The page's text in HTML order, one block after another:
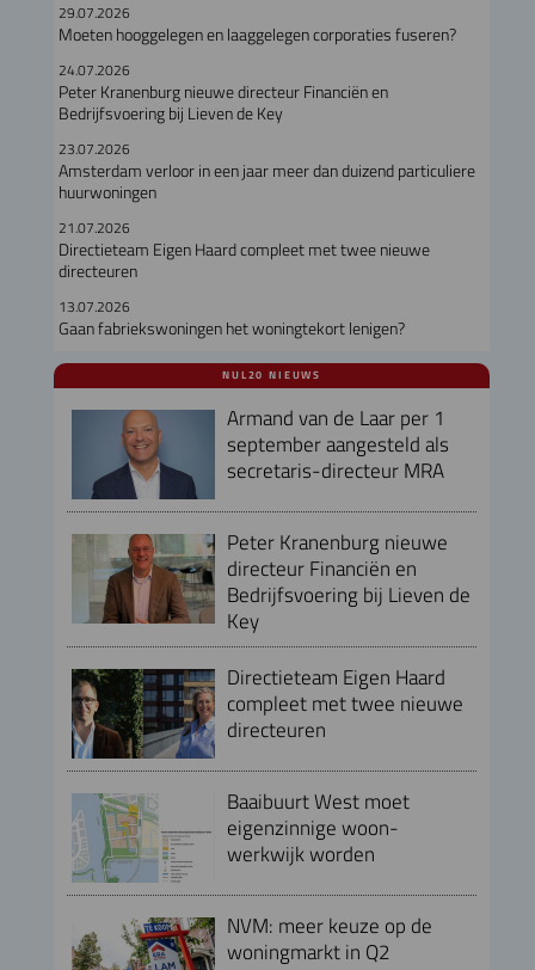
29.07.2026
Moeten hooggelegen en laaggelegen corporaties fuseren?
24.07.2026
Peter Kranenburg nieuwe directeur Financiën en
Bedrijfsvoering bij Lieven de Key
23.07.2026
Amsterdam verloor in een jaar meer dan duizend particuliere
huurwoningen
21.07.2026
Directieteam Eigen Haard compleet met twee nieuwe
directeuren
13.07.2026
Gaan fabriekswoningen het woningtekort lenigen?
NUL20 NIEUWS
Armand van de Laar per 1
september aangesteld als
secretaris-directeur MRA
Peter Kranenburg nieuwe
directeur Financiën en
Bedrijfsvoering bij Lieven de
Key
Directieteam Eigen Haard
compleet met twee nieuwe
directeuren
Baaibuurt West moet
eigenzinnige woon-
werkwijk worden
NVM: meer keuze op de
woningmarkt in Q2